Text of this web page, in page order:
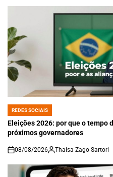
POSTED
IN
REDES SOCIAIS
Eleições 2026: por que o tempo
próximos governadores
on
08/08/2026 Thaisa Zago Sartori